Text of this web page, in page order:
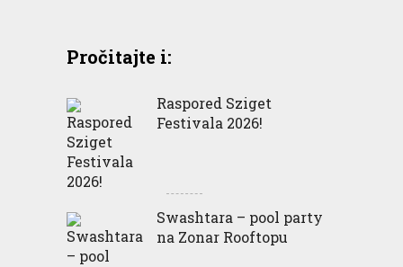
Pročitajte i:
Raspored Sziget
Festivala 2026!
Swashtara – pool party
na Zonar Rooftopu